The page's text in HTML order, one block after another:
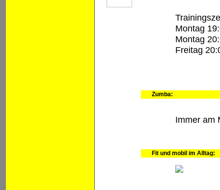
Montag
Montag
Freitag
Zumba:
Immer am
Fit und mobil im Alltag: